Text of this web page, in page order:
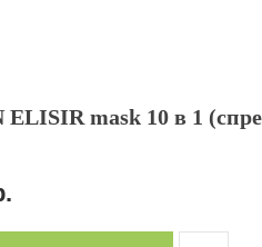
ELISIR mask 10 в 1